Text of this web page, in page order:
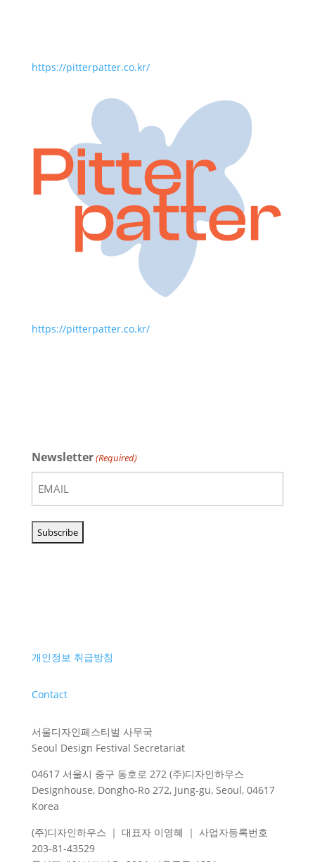
https://pitterpatter.co.kr/
https://pitterpatter.co.kr/
Newsletter(Required)
개인정보 취급방침
Contact
서울디자인페스티벌 사무국
Seoul Design Festival Secretariat
04617 서울시 중구 동호로 272 (주)디자인하우스
Designhouse, Dongho-Ro 272, Jung-gu, Seoul, 04617
Korea
(주)디자인하우스 ｜ 대표자 이영혜 ｜ 사업자등록번호
203-81-43529